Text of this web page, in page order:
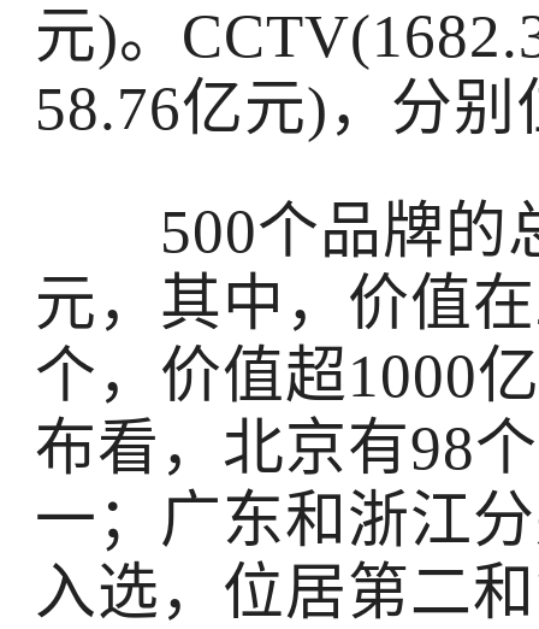
元)。
58.76亿元)，分
500个品牌的
元，其中，价值
个，价值超1000
布看，北京有98
一；广东和浙江
入选，位居第二